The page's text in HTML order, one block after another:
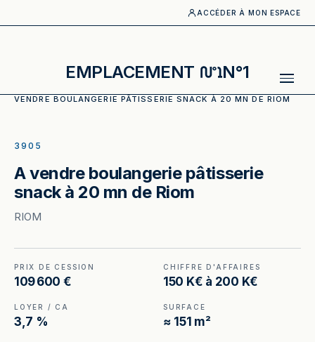
ACCÉDER À MON ESPACE
EMPLACEMENT N°1
VENDRE BOULANGERIE PÂTISSERIE SNACK À 20 MN DE RIOM
3905
A vendre boulangerie pâtisserie
snack à 20 mn de Riom
RIOM
PRIX DE CESSION
109 600 €
CHIFFRE D'AFFAIRES
150 K€ à 200 K€
LOYER / CA
3,7 %
SURFACE
≈ 151 m²